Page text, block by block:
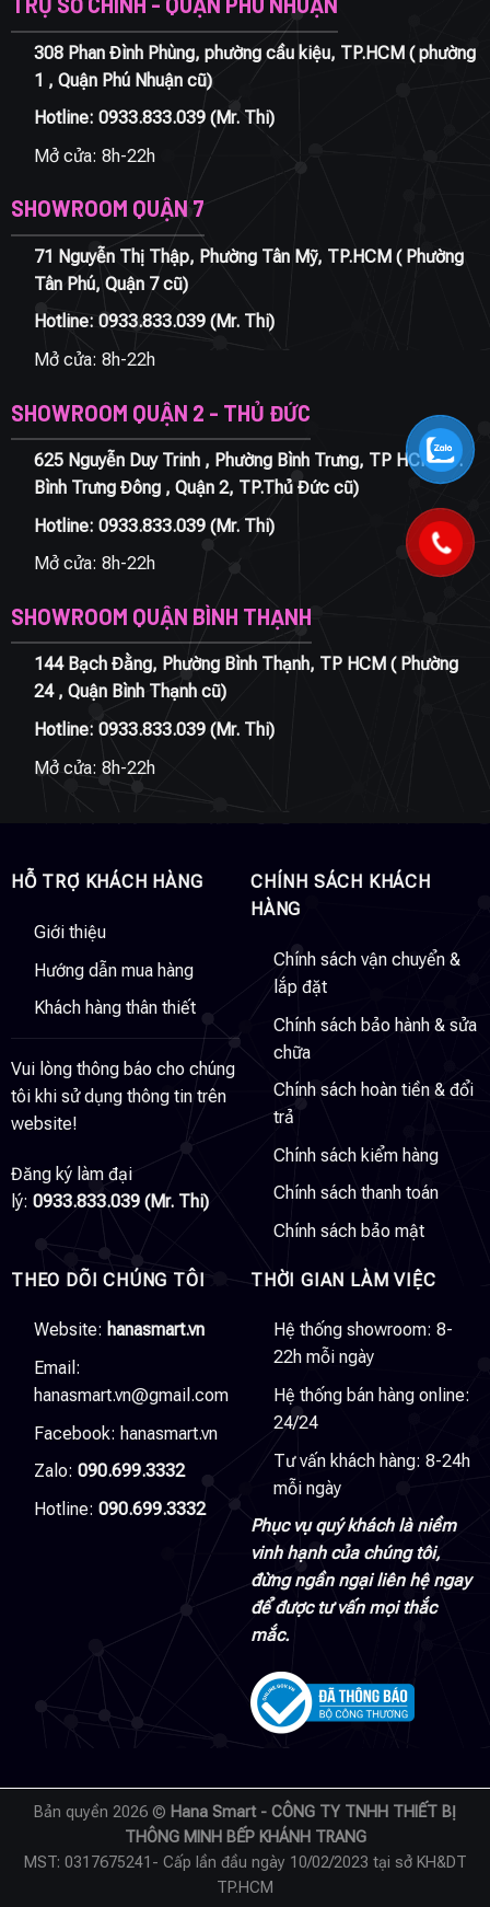
308 Phan Đình Phùng, phường cầu kiệu, TP.HCM ( phường
1 , Quận Phú Nhuận cũ)
Hotline: 0933.833.039(Mr. Thi)
Mở cửa: 8h-22h
SHOWROOM QUẬN 7
71 Nguyễn Thị Thập, Phường Tân Mỹ, TP.HCM ( Phường
Tân Phú, Quận 7 cũ)
Hotline: 0933.833.039(Mr. Thi)
Mở cửa: 8h-22h
SHOWROOM QUẬN 2 - THỦ ĐỨC
625 Nguyễn Duy Trinh , Phường Bình Trưng, TP HCM ( P.
Bình Trưng Đông , Quận 2, TP.Thủ Đức cũ)
Hotline: 0933.833.039(Mr. Thi)
Mở cửa: 8h-22h
SHOWROOM QUẬN BÌNH THẠNH
144 Bạch Đằng, Phường Bình Thạnh, TP HCM ( Phường
24 , Quận Bình Thạnh cũ)
Hotline: 0933.833.039(Mr. Thi)
Mở cửa: 8h-22h
HỖ TRỢ KHÁCH HÀNG
Giới thiệu
Hướng dẫn mua hàng
Khách hàng thân thiết
Vui lòng thông báo cho chúng
tôi khi sử dụng thông tin trên
website!
Đăng ký làm đại
lý: 0933.833.039 (Mr. Thi)
CHÍNH SÁCH KHÁCH
HÀNG
Chính sách vận chuyển &
lắp đặt
Chính sách bảo hành & sửa
chữa
Chính sách hoàn tiền & đổi
trả
Chính sách kiểm hàng
Chính sách thanh toán
Chính sách bảo mật
THEO DÕI CHÚNG TÔI
Website: hanasmart.vn
Email:
hanasmart.vn@gmail.com
Facebook: hanasmart.vn
Zalo: 090.699.3332
Hotline: 090.699.3332
THỜI GIAN LÀM VIỆC
Hệ thống showroom: 8-
22h mỗi ngày
Hệ thống bán hàng online:
24/24
Tư vấn khách hàng: 8-24h
mỗi ngày
Phục vụ quý khách là niềm
vinh hạnh của chúng tôi,
đừng ngần ngại liên hệ ngay
để được tư vấn mọi thắc
mắc.
Bản quyền 2026 © Hana Smart - CÔNG TY TNHH THIẾT BỊ
THÔNG MINH BẾP KHÁNH TRANG
MST: 0317675241- Cấp lần đầu ngày 10/02/2023 tại sở KH&DT
TP.HCM